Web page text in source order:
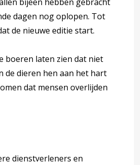
dagen nog oplopen. Tot
de nieuwe editie start.
boeren laten zien dat niet
de dieren hen aan het hart
dat mensen overlijden
dienstverleners en